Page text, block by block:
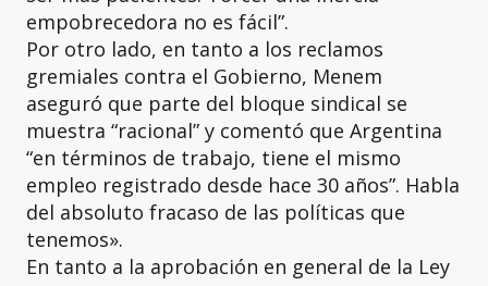
empobrecedora no es fácil”.
Por otro lado, en tanto a los reclamos
gremiales contra el Gobierno, Menem
aseguró que parte del bloque sindical se
muestra “racional” y comentó que Argentina
“en términos de trabajo, tiene el mismo
empleo registrado desde hace 30 años”. Habla
del absoluto fracaso de las políticas que
tenemos».
En tanto a la aprobación en general de la Ley